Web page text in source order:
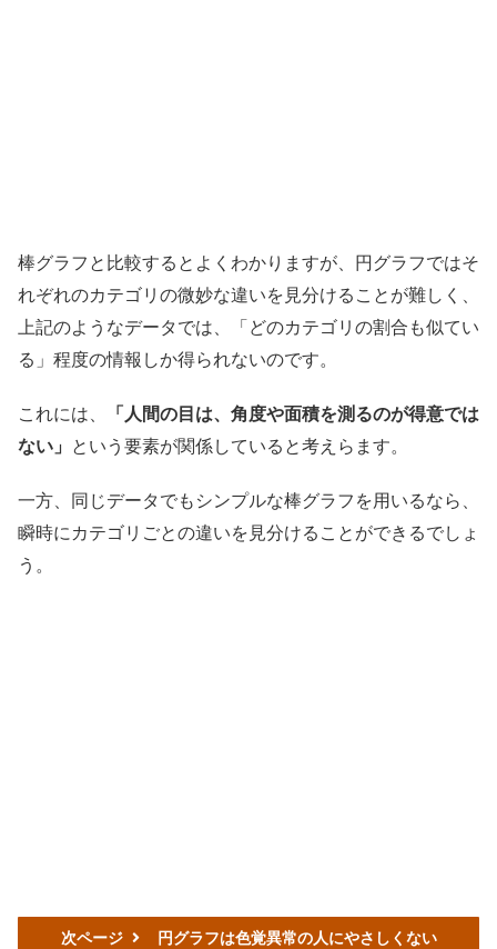
棒グラフと比較するとよくわかりますが、円グラフではそ
れぞれのカテゴリの微妙な違いを見分けることが難しく、
上記のようなデータでは、「どのカテゴリの割合も似てい
る」程度の情報しか得られないのです。
これには、
「人間の目は、角度や面積を測るのが得意では
ない」 という要素が関係していると考えらます。
一方、同じデータでもシンプルな棒グラフを用いるなら、
瞬時にカテゴリごとの違いを見分けることができるでしょ
う。
次ページ 円グラフは色覚異常の人にやさしくない